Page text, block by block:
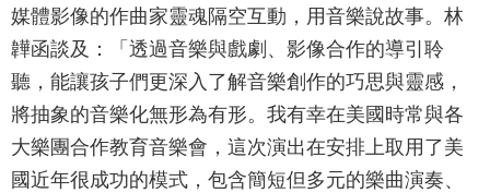
彙
聯
絡
我
們
媒體影像的作曲家靈魂隔空互動，用音樂說故事。林
韡函談及：「透過音樂與戲劇、影像合作的導引聆
聽，能讓孩子們更深入了解音樂創作的巧思與靈感，
將抽象的音樂化無形為有形。我有幸在美國時常與各
大樂團合作教育音樂會，這次演出在安排上取用了美
國近年很成功的模式，包含簡短但多元的樂曲演奏、